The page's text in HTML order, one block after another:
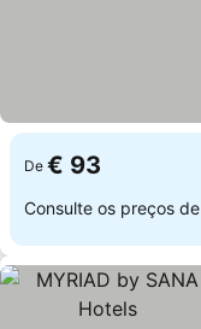
De € 93
Consulte os preços de